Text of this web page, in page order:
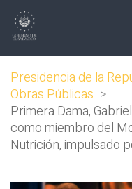
Presidencia de la
Obras Públicas >
Primera Dama,
como miembro del
Nutrición, impulsado